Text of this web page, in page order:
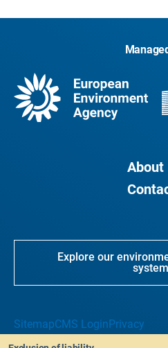
About
Explore our
SitemapCMS Login Privacy